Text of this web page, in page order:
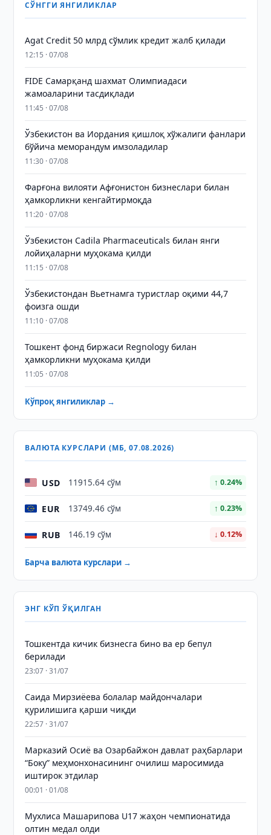
СЎНГГИ ЯНГИЛИКЛАР
Agat Credit 50 млрд сўмлик кредит жалб қилади
12:15 · 07/08
FIDE Самарқанд шахмат Олимпиадаси
жамоаларини тасдиқлади
11:45 · 07/08
Ўзбекистон ва Иордания қишлоқ хўжалиги фанлари
бўйича меморандум имзоладилар
11:30 · 07/08
Фарғона вилояти Афғонистон бизнеслари билан
ҳамкорликни кенгайтирмоқда
11:20 · 07/08
Ўзбекистон Cadila Pharmaceuticals билан янги
лойиҳаларни муҳокама қилди
11:15 · 07/08
Ўзбекистондан Вьетнамга туристлар оқими 44,7
фоизга ошди
11:10 · 07/08
Тошкент фонд биржаси Regnology билан
ҳамкорликни муҳокама қилди
11:05 · 07/08
Кўпроқ янгиликлар →
ВАЛЮТА КУРСЛАРИ (МБ, 07.08.2026)
USD 11915.64 сўм ↑ 0.24%
EUR 13749.46 сўм ↑ 0.23%
RUB 146.19 сўм ↓ 0.12%
Барча валюта курслари →
ЭНГ КЎП ЎҚИЛГАН
Тошкентда кичик бизнесга бино ва ер бепул
берилади
23:07 · 31/07
Саида Мирзиёева болалар майдончалари
қурилишига қарши чиқди
22:57 · 31/07
Марказий Осиё ва Озарбайжон давлат раҳбарлари
“Боку” меҳмонхонасининг очилиш маросимида
иштирок этдилар
00:01 · 01/08
Мухлиса Машарипова U17 жаҳон чемпионатида
олтин медал олди